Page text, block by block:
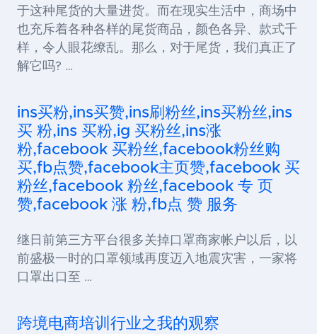
于这种尾货的大量进货。而在现实生活中，商场中
也充斥着各种各样的尾货商品，颜色各异、款式千
样，令人眼花缭乱。那么，对于尾货，我们真正了
解它吗? …
ins买粉,ins买赞,ins刷粉丝,ins买粉丝,ins
买 粉,ins 买粉,ig 买粉丝,ins涨
粉,facebook 买粉丝,facebook粉丝购
买,fb点赞,facebook主页赞,facebook 买
粉丝,facebook 粉丝,facebook 专 页
赞,facebook 涨 粉,fb点 赞 服务
继日前第三方平台很多关掉口罩商家帐户以后，以
前盛极一时的口罩领域再度迈入地震灾害，一家将
口罩出口至 …
跨境电商培训行业之我的观察